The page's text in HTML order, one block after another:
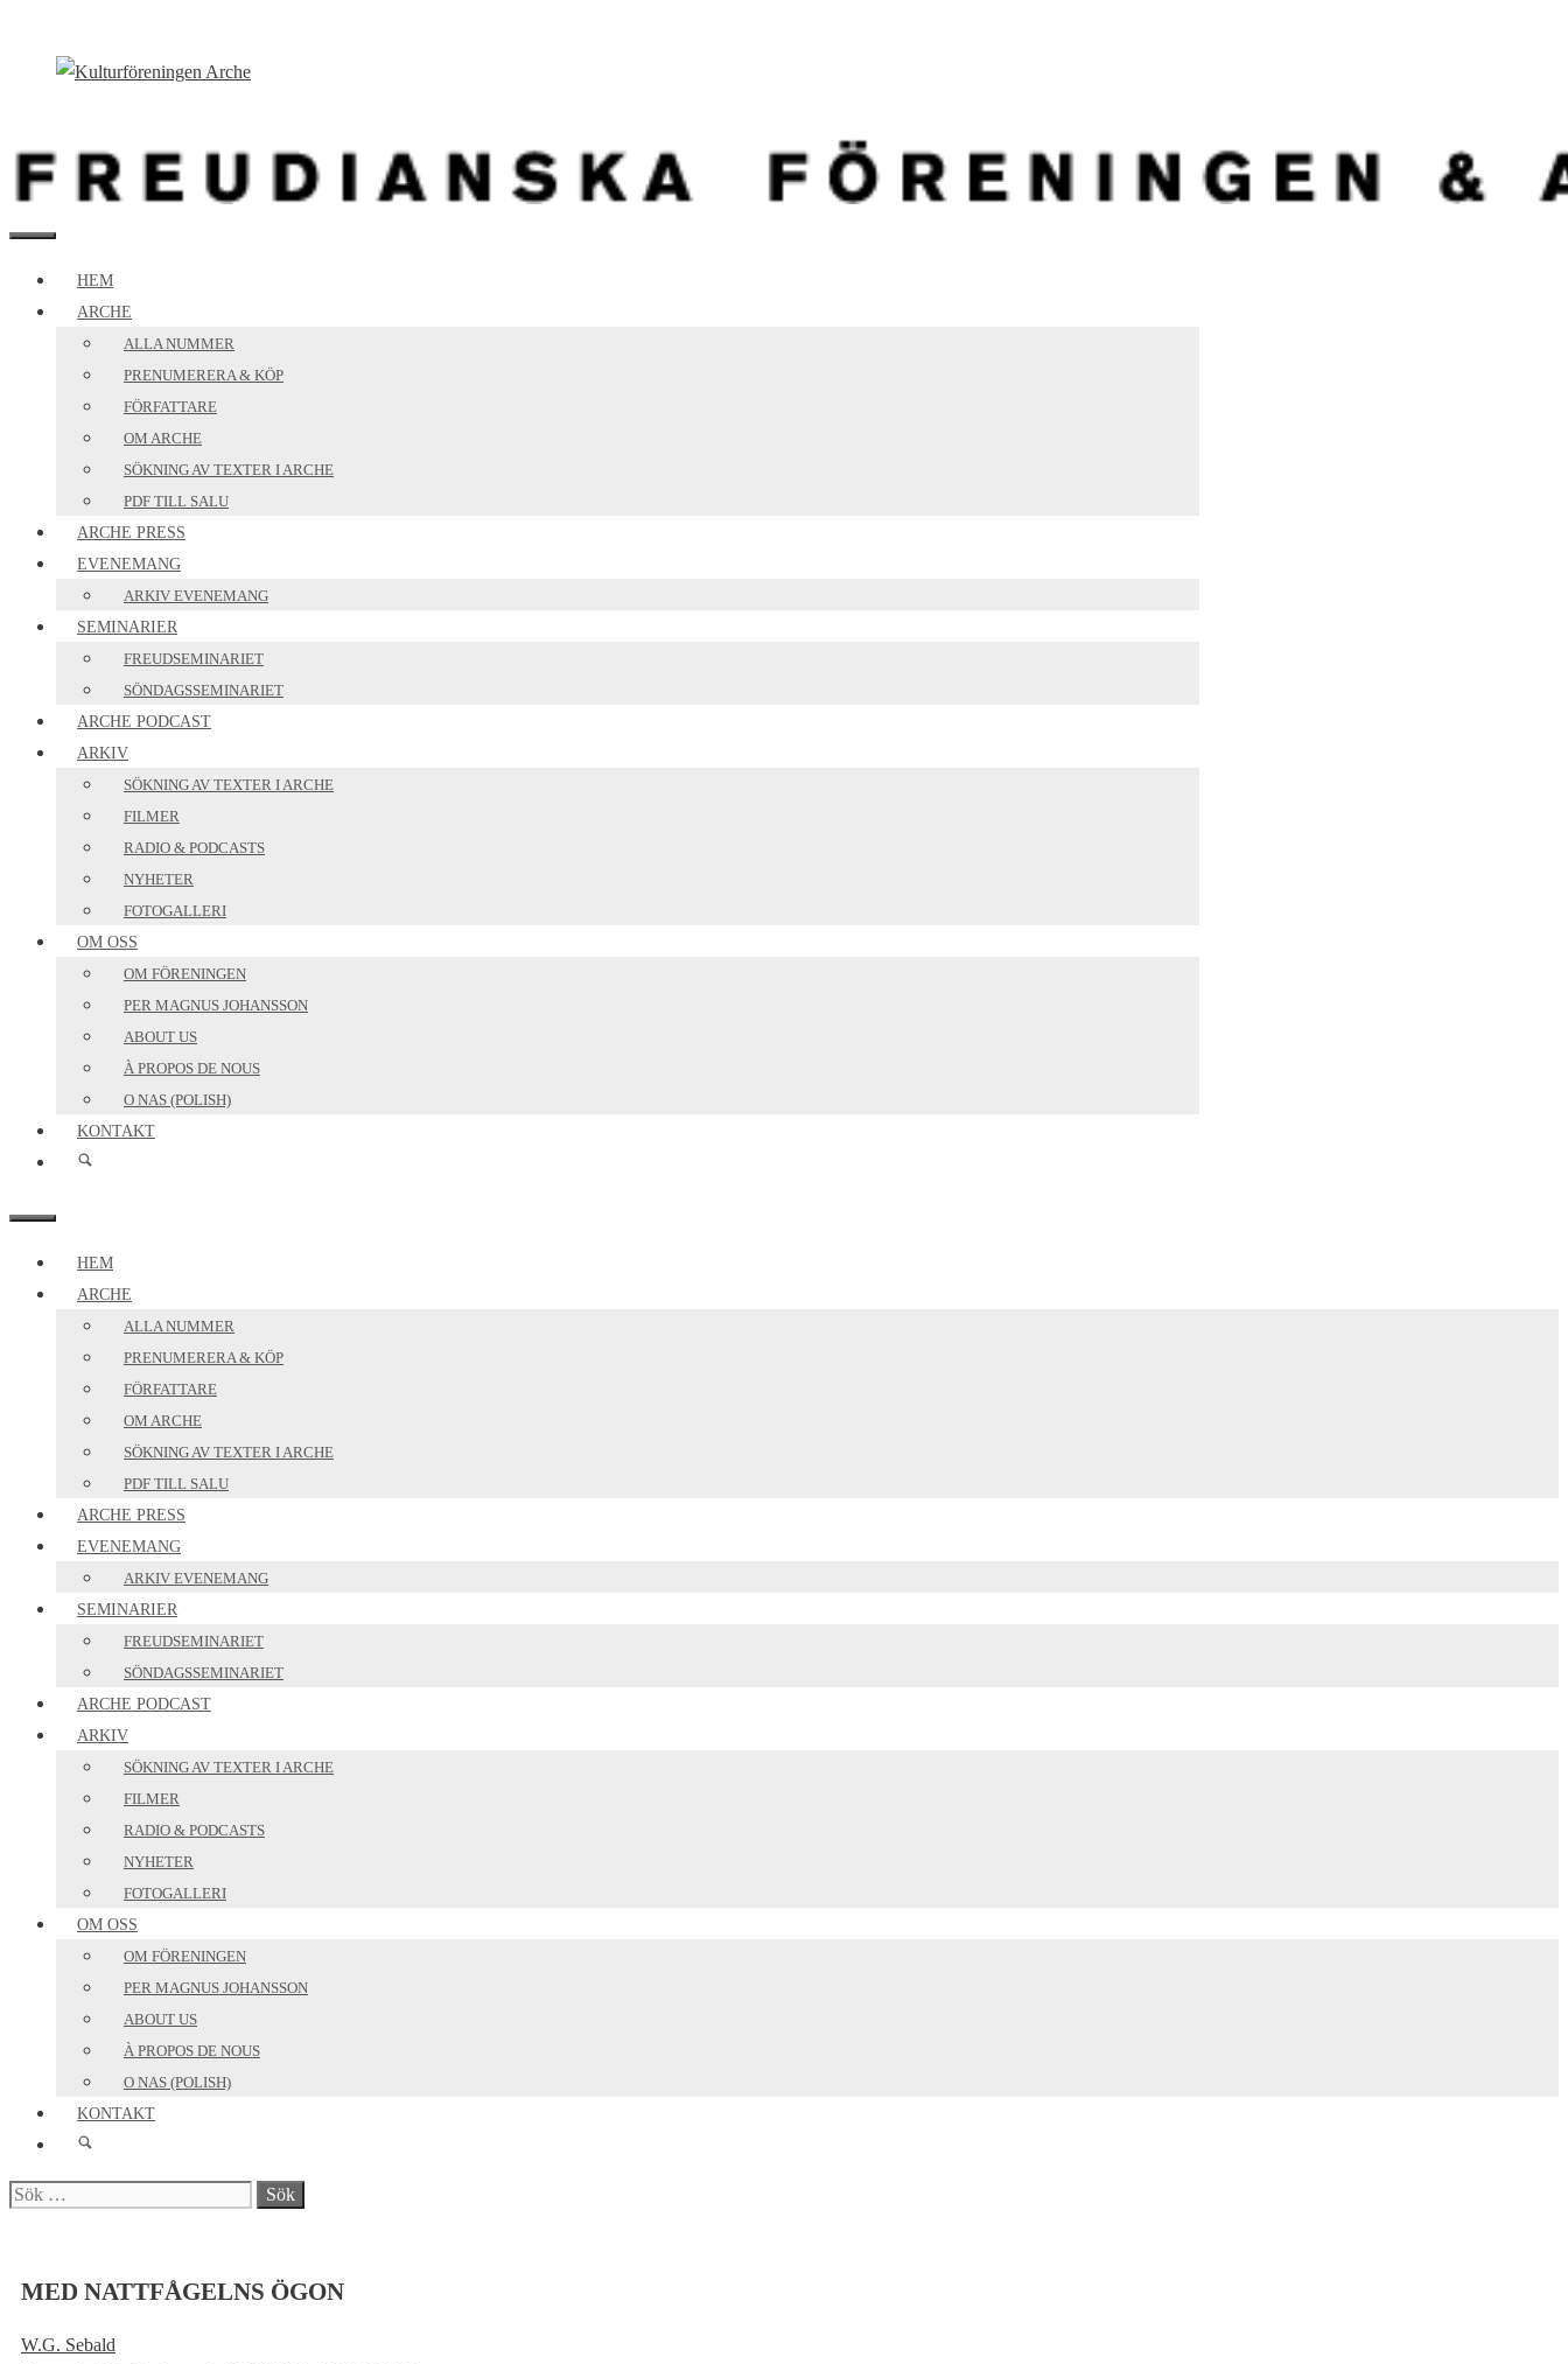
MENY
HEM
ARCHE
ALLA NUMMER
PRENUMERERA & KÖP
FÖRFATTARE
OM ARCHE
SÖKNING AV TEXTER I ARCHE
PDF TILL SALU
ARCHE PRESS
EVENEMANG
ARKIV EVENEMANG
SEMINARIER
FREUDSEMINARIET
SÖNDAGSSEMINARIET
ARCHE PODCAST
ARKIV
SÖKNING AV TEXTER I ARCHE
FILMER
RADIO & PODCASTS
NYHETER
FOTOGALLERI
OM OSS
OM FÖRENINGEN
PER MAGNUS JOHANSSON
ABOUT US
À PROPOS DE NOUS
O NAS (POLISH)
KONTAKT
MENY
HEM
ARCHE
ALLA NUMMER
PRENUMERERA & KÖP
FÖRFATTARE
OM ARCHE
SÖKNING AV TEXTER I ARCHE
PDF TILL SALU
ARCHE PRESS
EVENEMANG
ARKIV EVENEMANG
SEMINARIER
FREUDSEMINARIET
SÖNDAGSSEMINARIET
ARCHE PODCAST
ARKIV
SÖKNING AV TEXTER I ARCHE
FILMER
RADIO & PODCASTS
NYHETER
FOTOGALLERI
OM OSS
OM FÖRENINGEN
PER MAGNUS JOHANSSON
ABOUT US
À PROPOS DE NOUS
O NAS (POLISH)
KONTAKT
Sök
MED NATTFÅGELNS ÖGON
W.G. Sebald